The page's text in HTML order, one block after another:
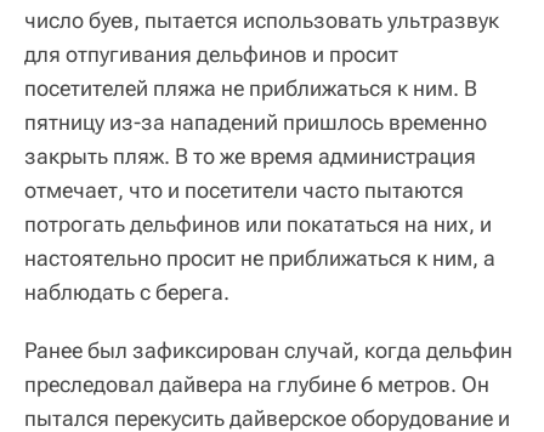
число буев, пытается использовать ультразвук
для отпугивания дельфинов и просит
посетителей пляжа не приближаться к ним. В
пятницу из-за нападений пришлось временно
закрыть пляж. В то же время администрация
отмечает, что и посетители часто пытаются
потрогать дельфинов или покататься на них, и
настоятельно просит не приближаться к ним, а
наблюдать с берега.
Ранее был зафиксирован случай, когда дельфин
преследовал дайвера на глубине 6 метров. Он
пытался перекусить дайверское оборудование и